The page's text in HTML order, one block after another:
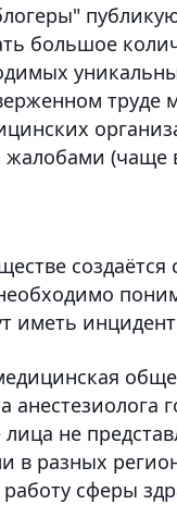
большое
труде
жалобами
иметь
не
в разных
сферы